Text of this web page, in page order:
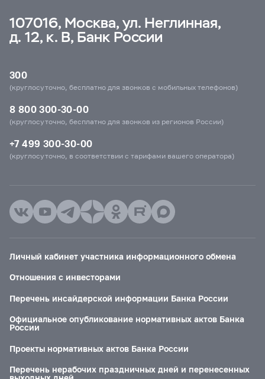
107016, Москва, ул. Неглинная,
д. 12, к. В, Банк России
300
(круглосуточно, бесплатно для звонков с мобильных телефонов)
8 800 300-30-00
(круглосуточно, бесплатно для звонков из регионов России)
+7 499 300-30-00
(круглосуточно, в соответствии с тарифами вашего оператора)
Личный кабинет участника информационного обмена
Отношения с инвесторами
Перечень инсайдерской информации Банка России
Официальное опубликование нормативных актов Банка
России
Проекты нормативных актов Банка России
Перечень нерабочих праздничных дней и перенесенных